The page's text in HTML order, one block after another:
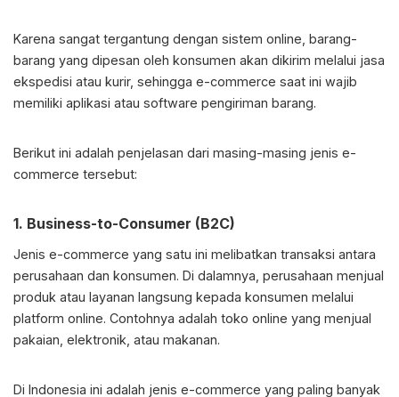
Karena sangat tergantung dengan sistem online, barang-
barang yang dipesan oleh konsumen akan dikirim melalui jasa
ekspedisi atau kurir, sehingga e-commerce saat ini wajib
memiliki aplikasi atau software pengiriman barang.
Berikut ini adalah penjelasan dari masing-masing jenis e-
commerce tersebut:
1. Business-to-Consumer (B2C)
Jenis e-commerce yang satu ini melibatkan transaksi antara
perusahaan dan konsumen. Di dalamnya, perusahaan menjual
produk atau layanan langsung kepada konsumen melalui
platform online. Contohnya adalah toko online yang menjual
pakaian, elektronik, atau makanan.
Di Indonesia ini adalah jenis e-commerce yang paling banyak